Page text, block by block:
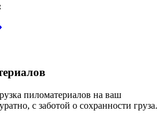
пиломатериалов на ваш
с заботой о сохранности груза.